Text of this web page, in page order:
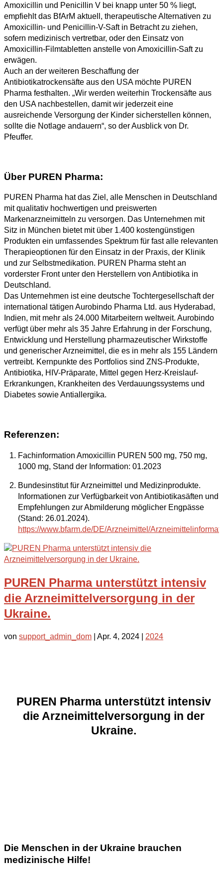
Amoxicillin und Penicillin V bei knapp unter 50 % liegt,
empfiehlt das BfArM aktuell, therapeutische Alternativen zu
Amoxicillin- und Penicillin-V-Saft in Betracht zu ziehen,
sofern medizinisch vertretbar, oder den Einsatz von
Amoxicillin-Filmtabletten anstelle von Amoxicillin-Saft zu
erwägen.
Auch an der weiteren Beschaffung der
Antibiotikatrockensäfte aus den USA möchte PUREN
Pharma festhalten. „Wir werden weiterhin Trockensäfte aus
den USA nachbestellen, damit wir jederzeit eine
ausreichende Versorgung der Kinder sicherstellen können,
sollte die Notlage andauern“, so der Ausblick von Dr.
Pfeuffer.
Über PUREN Pharma:
PUREN Pharma hat das Ziel, alle Menschen in Deutschland
mit qualitativ hochwertigen und preiswerten
Markenarzneimitteln zu versorgen. Das Unternehmen mit
Sitz in München bietet mit über 1.400 kostengünstigen
Produkten ein umfassendes Spektrum für fast alle relevanten
Therapieoptionen für den Einsatz in der Praxis, der Klinik
und zur Selbstmedikation. PUREN Pharma steht an
vorderster Front unter den Herstellern von Antibiotika in
Deutschland.
Das Unternehmen ist eine deutsche Tochtergesellschaft der
international tätigen Aurobindo Pharma Ltd. aus Hyderabad,
Indien, mit mehr als 24.000 Mitarbeitern weltweit. Aurobindo
verfügt über mehr als 35 Jahre Erfahrung in der Forschung,
Entwicklung und Herstellung pharmazeutischer Wirkstoffe
und generischer Arzneimittel, die es in mehr als 155 Ländern
vertreibt. Kernpunkte des Portfolios sind ZNS-Produkte,
Antibiotika, HIV-Präparate, Mittel gegen Herz-Kreislauf-
Erkrankungen, Krankheiten des Verdauungssystems und
Diabetes sowie Antiallergika.
Referenzen:
Fachinformation Amoxicillin PUREN 500 mg, 750 mg,
1000 mg, Stand der Information: 01.2023
Bundesinstitut für Arzneimittel und Medizinprodukte.
Informationen zur Verfügbarkeit von Antibiotikasäften und
Empfehlungen zur Abmilderung möglicher Engpässe
(Stand: 26.01.2024).
https://www.bfarm.de/DE/Arzneimittel/
PUREN Pharma unterstützt intensiv
die Arzneimittelversorgung in der
Ukraine.
von support_admin_dom Apr. 4, 2024 2024
PUREN Pharma unterstützt intensiv
die Arzneimittelversorgung in der
Ukraine.
Die Menschen in der Ukraine brauchen
medizinische Hilfe!